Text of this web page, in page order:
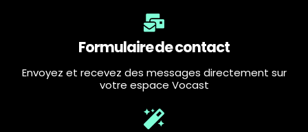
Formulaire de contact
Envoyez et recevez des messages directement sur
votre espace Vocast